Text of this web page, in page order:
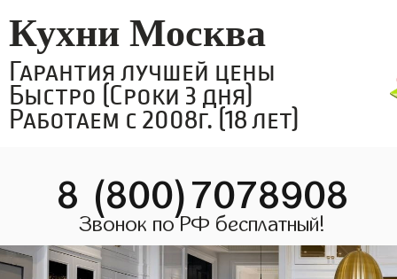
Кухни Москва
Гарантия лучшей цены
Быстро (Сроки 3 дня)
Работаем с 2008г. (18 лет)
8 (800)7078908
Звонок по РФ бесплатный!